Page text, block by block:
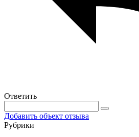
Ответить
Добавить объект отзыва
Рубрики